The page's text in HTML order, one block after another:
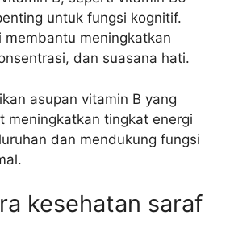
untuk fungsi kognitif.
membantu meningkatkan
dan suasana hati.
asupan vitamin B yang
meningkatkan tingkat energi
dan mendukung fungsi
kesehatan saraf